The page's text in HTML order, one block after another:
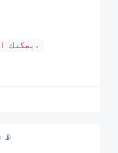
يمكنك ايضاً تجربة هذه البوتات،
عالم الأندرويد | #رامي_تك 📡